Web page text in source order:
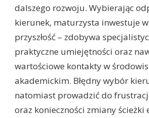
dalszego rozwoju. Wybierając
kierunek, maturzysta inwestuje
przyszłość – zdobywa
praktyczne umiejętności oraz
wartościowe kontakty w
akademickim. Błędny wybór
natomiast prowadzić do
oraz konieczności zmiany ścieżki